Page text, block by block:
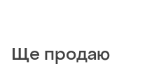
Ще продаю